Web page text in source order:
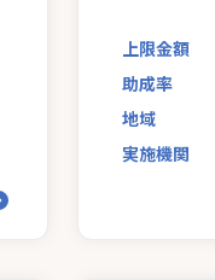
上限金額
助成率
地域
実施機関